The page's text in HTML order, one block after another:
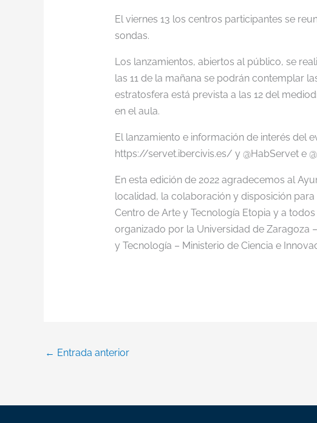
El viernes 13 los centros participantes se
sondas.
Los lanzamientos, abiertos al público, se
las 11 de la mañana se podrán contemplar
estratosfera está prevista a las 12 del
en el aula.
El lanzamiento e información de interés del
https://servet.ibercivis.es/ y @HabServet e
En esta edición de 2022 agradecemos al
localidad, la colaboración y disposición
Centro de Arte y Tecnología Etopia y a
organizado por la Universidad de Zaragoza
y Tecnología – Ministerio de Ciencia e
← Entrada anterior